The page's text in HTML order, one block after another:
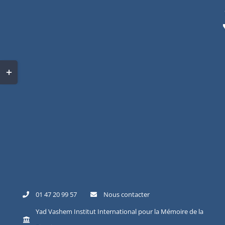
01 47 20 99 57
Nous contacter
Yad Vashem Institut International pour la Mémoire de la
Toggle
Sliding